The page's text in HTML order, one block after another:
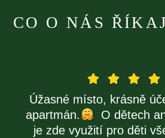
CO O NÁS
Úžasné místo, krásně
apartmán.
O dětech
je zde využití pro děti